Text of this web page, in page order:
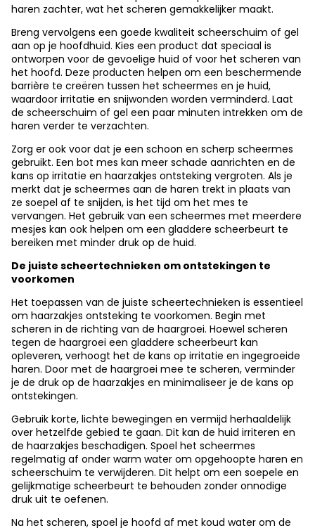
haren zachter, wat het scheren gemakkelijker maakt.
Breng vervolgens een goede kwaliteit scheerschuim of gel
aan op je hoofdhuid. Kies een product dat speciaal is
ontworpen voor de gevoelige huid of voor het scheren van
het hoofd. Deze producten helpen om een beschermende
barrière te creëren tussen het scheermes en je huid,
waardoor irritatie en snijwonden worden verminderd. Laat
de scheerschuim of gel een paar minuten intrekken om de
haren verder te verzachten.
Zorg er ook voor dat je een schoon en scherp scheermes
gebruikt. Een bot mes kan meer schade aanrichten en de
kans op irritatie en haarzakjes ontsteking vergroten. Als je
merkt dat je scheermes aan de haren trekt in plaats van
ze soepel af te snijden, is het tijd om het mes te
vervangen. Het gebruik van een scheermes met meerdere
mesjes kan ook helpen om een gladdere scheerbeurt te
bereiken met minder druk op de huid.
De juiste scheertechnieken om ontstekingen te
voorkomen
Het toepassen van de juiste scheertechnieken is essentieel
om haarzakjes ontsteking te voorkomen. Begin met
scheren in de richting van de haargroei. Hoewel scheren
tegen de haargroei een gladdere scheerbeurt kan
opleveren, verhoogt het de kans op irritatie en ingegroeide
haren. Door met de haargroei mee te scheren, verminder
je de druk op de haarzakjes en minimaliseer je de kans op
ontstekingen.
Gebruik korte, lichte bewegingen en vermijd herhaaldelijk
over hetzelfde gebied te gaan. Dit kan de huid irriteren en
de haarzakjes beschadigen. Spoel het scheermes
regelmatig af onder warm water om opgehoopte haren en
scheerschuim te verwijderen. Dit helpt om een soepele en
gelijkmatige scheerbeurt te behouden zonder onnodige
druk uit te oefenen.
Na het scheren, spoel je hoofd af met koud water om de